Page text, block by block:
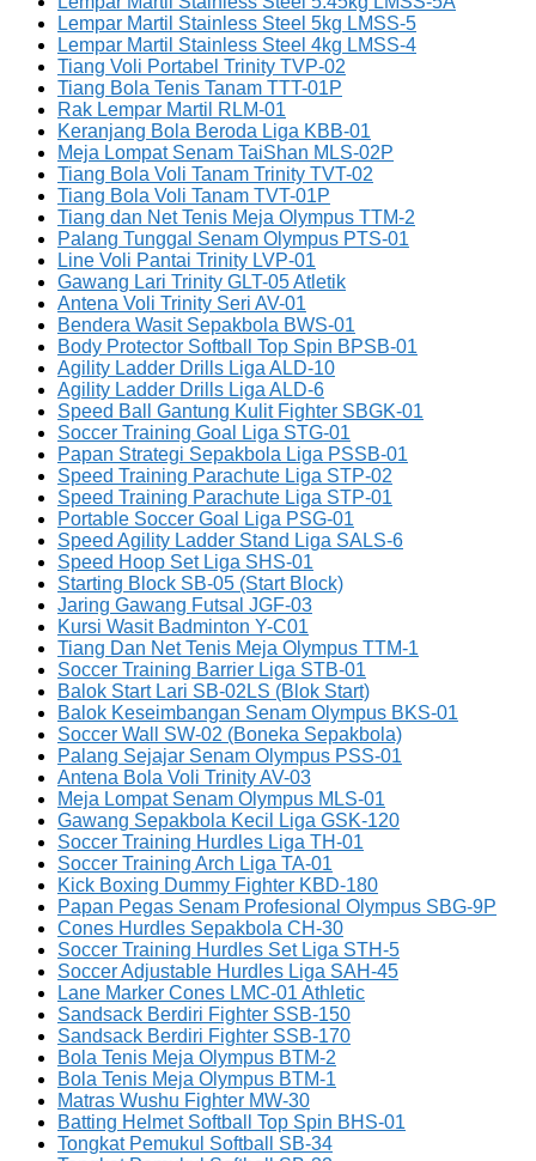
Lempar Martil Stainless Steel 5kg LMSS-5
Lempar Martil Stainless Steel 4kg LMSS-4
Tiang Voli Portabel Trinity TVP-02
Tiang Bola Tenis Tanam TTT-01P
Rak Lempar Martil RLM-01
Keranjang Bola Beroda Liga KBB-01
Meja Lompat Senam TaiShan MLS-02P
Tiang Bola Voli Tanam Trinity TVT-02
Tiang Bola Voli Tanam TVT-01P
Tiang dan Net Tenis Meja Olympus TTM-2
Palang Tunggal Senam Olympus PTS-01
Line Voli Pantai Trinity LVP-01
Gawang Lari Trinity GLT-05 Atletik
Antena Voli Trinity Seri AV-01
Bendera Wasit Sepakbola BWS-01
Body Protector Softball Top Spin BPSB-01
Agility Ladder Drills Liga ALD-10
Agility Ladder Drills Liga ALD-6
Speed Ball Gantung Kulit Fighter SBGK-01
Soccer Training Goal Liga STG-01
Papan Strategi Sepakbola Liga PSSB-01
Speed Training Parachute Liga STP-02
Speed Training Parachute Liga STP-01
Portable Soccer Goal Liga PSG-01
Speed Agility Ladder Stand Liga SALS-6
Speed Hoop Set Liga SHS-01
Starting Block SB-05 (Start Block)
Jaring Gawang Futsal JGF-03
Kursi Wasit Badminton Y-C01
Tiang Dan Net Tenis Meja Olympus TTM-1
Soccer Training Barrier Liga STB-01
Balok Start Lari SB-02LS (Blok Start)
Balok Keseimbangan Senam Olympus BKS-01
Soccer Wall SW-02 (Boneka Sepakbola)
Palang Sejajar Senam Olympus PSS-01
Antena Bola Voli Trinity AV-03
Meja Lompat Senam Olympus MLS-01
Gawang Sepakbola Kecil Liga GSK-120
Soccer Training Hurdles Liga TH-01
Soccer Training Arch Liga TA-01
Kick Boxing Dummy Fighter KBD-180
Papan Pegas Senam Profesional Olympus SBG-9P
Cones Hurdles Sepakbola CH-30
Soccer Training Hurdles Set Liga STH-5
Soccer Adjustable Hurdles Liga SAH-45
Lane Marker Cones LMC-01 Athletic
Sandsack Berdiri Fighter SSB-150
Sandsack Berdiri Fighter SSB-170
Bola Tenis Meja Olympus BTM-2
Bola Tenis Meja Olympus BTM-1
Matras Wushu Fighter MW-30
Batting Helmet Softball Top Spin BHS-01
Tongkat Pemukul Softball SB-34